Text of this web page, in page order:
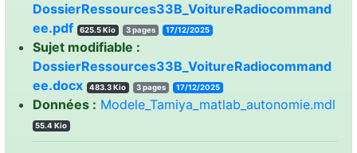
DossierRessources33B_VoitureRadiocommand
ee.pdf
625.5 Kio 3 pages 17/12/2025
Sujet modifiable :
DossierRessources33B_VoitureRadiocommand
ee.docx
483.3 Kio 3 pages 17/12/2025
Données : Modele_Tamiya_matlab_autonomie.mdl
55.4 Kio